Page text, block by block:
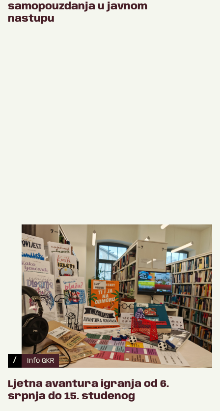
samopouzdanja u javnom
nastupu
/ Info GKR
Ljetna avantura igranja od 6.
srpnja do 15. studenog